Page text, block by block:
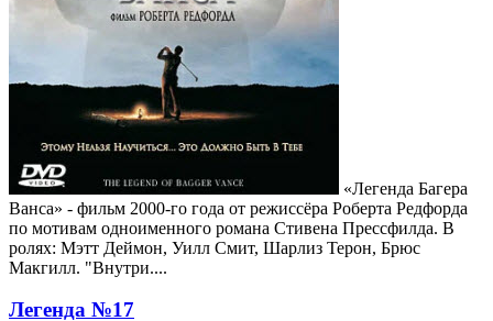
«Легенда Багера
Ванса» - фильм 2000-го года от режиссёра Роберта Редфорда
по мотивам одноименного романа Стивена Прессфилда. В
ролях: Мэтт Деймон, Уилл Смит, Шарлиз Терон, Брюс
Макгилл. "Внутри....
Легенда №17